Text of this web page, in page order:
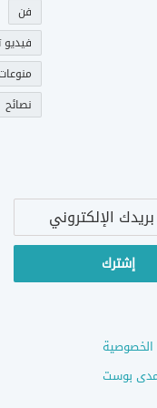
فن
فيديو
نصائح
بوست